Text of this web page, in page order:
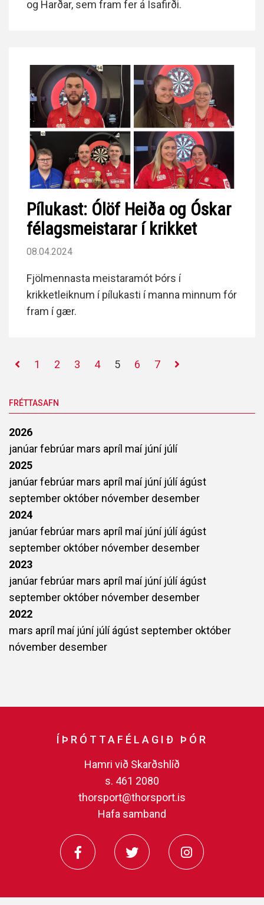
og Harðar, sem fram fer á Ísafirði.
Pílukast: Ólöf Heiða og Óskar
félagsmeistarar í krikket
08.04.2024
Fjölmennasta meistaramót Þórs í
krikketleiknum í pílukasti í manna minnum fór
fram í gær.
1 2 3 4 5 6 7
FRÉTTASAFN
2026
janúarfebrúar mars apríl maí júní júlí
2025
janúarfebrúar mars apríl maí júní júlíágúst
september október nóvember desember
2024
janúarfebrúar mars apríl maí júní júlíágúst
september október nóvember desember
2023
janúarfebrúar mars apríl maí júní júlíágúst
september október nóvember desember
2022
mars apríl maí júní júlíágúst september október
nóvember desember
ÍÞRÓTTAFÉLAGIÐ ÞÓR
Hamri við Skarðshlíð
s. 461 2080
thorsport@thorsport.is
Hafa samband